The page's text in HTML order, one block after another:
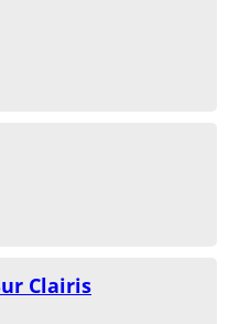
Clairis